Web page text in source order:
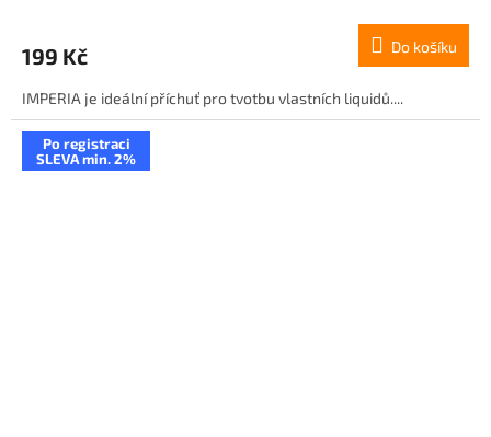
199 Kč Do košíku
IMPERIA je ideální příchuť pro tvotbu vlastních liquidů....
Po registraci
SLEVA min. 2%